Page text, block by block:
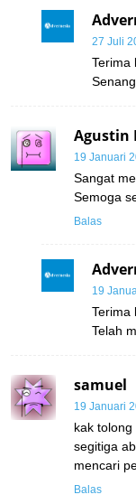
27 Juli
Terima
Agustin
19 Januari
Sangat
Semoga
Balas
19
Terima
Telah
samuel
19 Januari
kak
segitiga
mencari
Balas